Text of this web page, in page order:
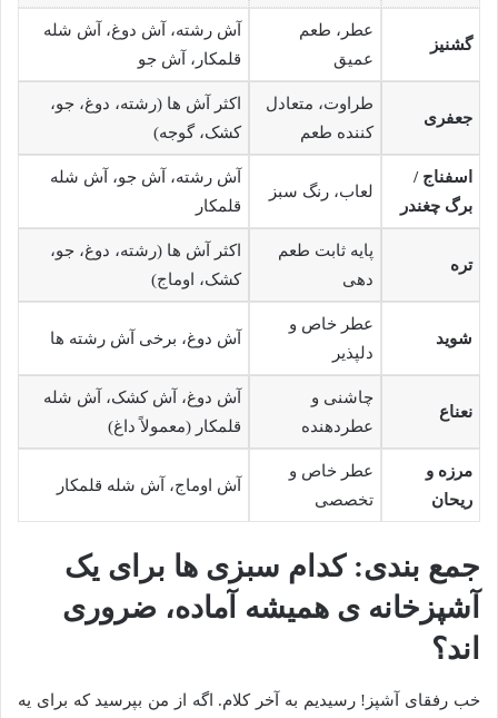
گشنیز
عطر، طعم
عمیق
آش رشته، آش دوغ، آش شله
قلمکار، آش جو
جعفری
طراوت، متعادل
کننده طعم
اکثر آش ها (رشته، دوغ، جو،
کشک، گوجه)
اسفناج /
برگ چغندر
لعاب، رنگ سبز
آش رشته، آش جو، آش شله
قلمکار
تره
پایه ثابت طعم
دهی
اکثر آش ها (رشته، دوغ، جو،
کشک، اوماج)
شوید
عطر خاص و
دلپذیر
آش دوغ، برخی آش رشته ها
نعناع
چاشنی و
عطردهنده
آش دوغ، آش کشک، آش شله
قلمکار (معمولاً داغ)
مرزه و
ریحان
عطر خاص و
تخصصی
آش اوماج، آش شله قلمکار
جمع بندی: کدام سبزی ها برای یک
آشپزخانه ی همیشه آماده، ضروری
اند؟
خب رفقای آشپز! رسیدیم به آخر کلام. اگه از من بپرسید که برای یه